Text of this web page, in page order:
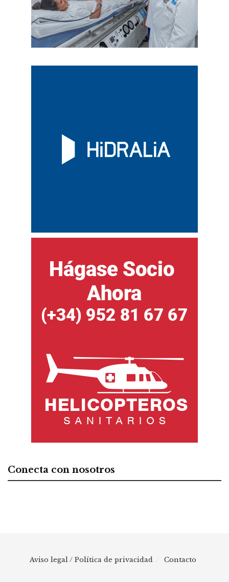
Conecta con nosotros
Aviso legal / Política de privacidad Contacto